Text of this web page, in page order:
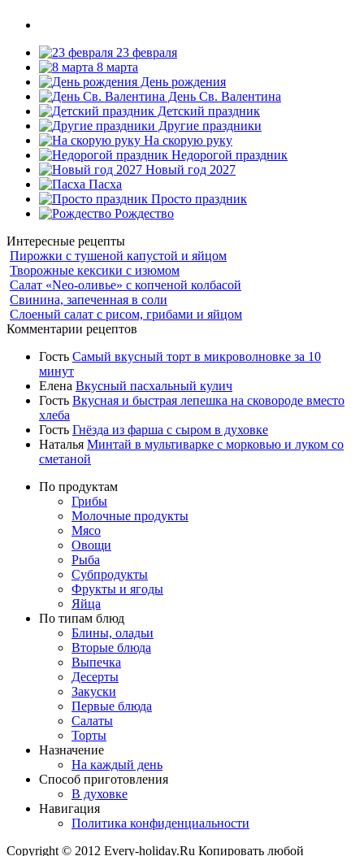
23 февраля
8 марта
День рождения
День Св. Валентина
Детский праздник
Другие праздники
На скорую руку
Недорогой праздник
Новый год 2027
Пасха
Просто праздник
Рождество
Интересные рецепты
Пирожки с тушеной капустой и яйцом
Творожные кексики с изюмом
Салат «Neo-оливье» с копченой колбасой
Свинина, запеченная в соли
Слоеный салат с рисом, грибами и яйцом
Комментарии рецептов
Гость Самый вкусный торт в микроволновке за 10
минут
Елена Вкусный пасхальный кулич
Гость Вкусная и быстрая лепешка на сковороде вместо
хлеба
Гость Гнёзда из фарша с сыром в духовке
Наталья Минтай в мультиварке с морковью и луком со
сметаной
По продуктам
Грибы
Молочные продукты
Мясо
Овощи
Рыба
Субпродукты
Фрукты и ягоды
Яйца
По типам блюд
Блины, оладьи
Вторые блюда
Выпечка
Десерты
Закуски
Первые блюда
Салаты
Торты
Назначение
На каждый день
Способ приготовления
В духовке
Навигация
Политика конфиденциальности
Copyright © 2012 Every-holiday.Ru Копировать любой